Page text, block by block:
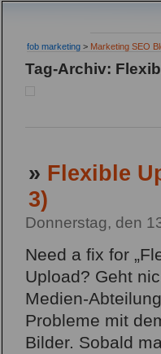
fob marketing > Marketing SEO
Tag-Archiv:
» Flexible
3)
Donnerstag, den
Need a fix for
Upload? Geht
Medien-
Probleme mit
Bilder. Sobald